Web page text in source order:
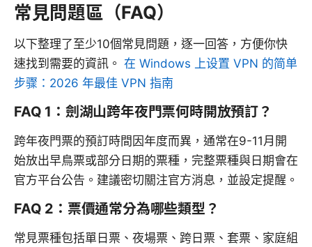
常見問題區（FAQ）
以下整理了至少10個常見問題，逐一回答，方便你快
速找到需要的資訊。 在 Windows 上设置 VPN 的简单
步骤：2026 年最佳 VPN 指南
FAQ 1：劍湖山跨年夜門票何時開放預訂？
跨年夜門票的預訂時間因年度而異，通常在9-11月開
始放出早鳥票或部分日期的票種，完整票種與日期會在
官方平台公告。建議密切關注官方消息，並設定提醒。
FAQ 2：票價通常分為哪些類型？
常見票種包括單日票、夜場票、跨日票、套票、家庭組